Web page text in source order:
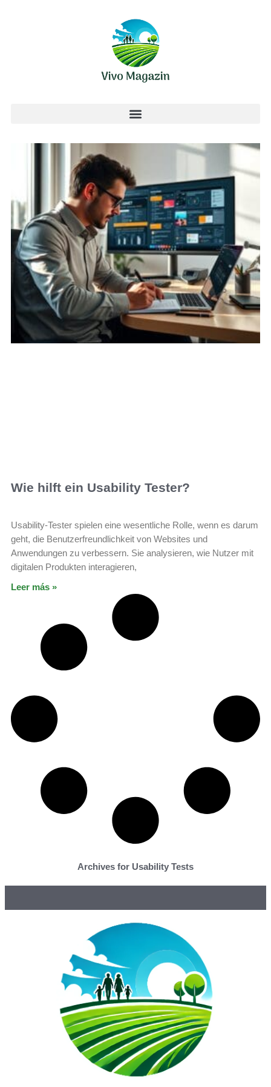
Wie hilft ein Usability Tester?
Usability-Tester spielen eine wesentliche Rolle, wenn es darum
geht, die Benutzerfreundlichkeit von Websites und
Anwendungen zu verbessern. Sie analysieren, wie Nutzer mit
digitalen Produkten interagieren,
Leer más »
Archives for Usability Tests